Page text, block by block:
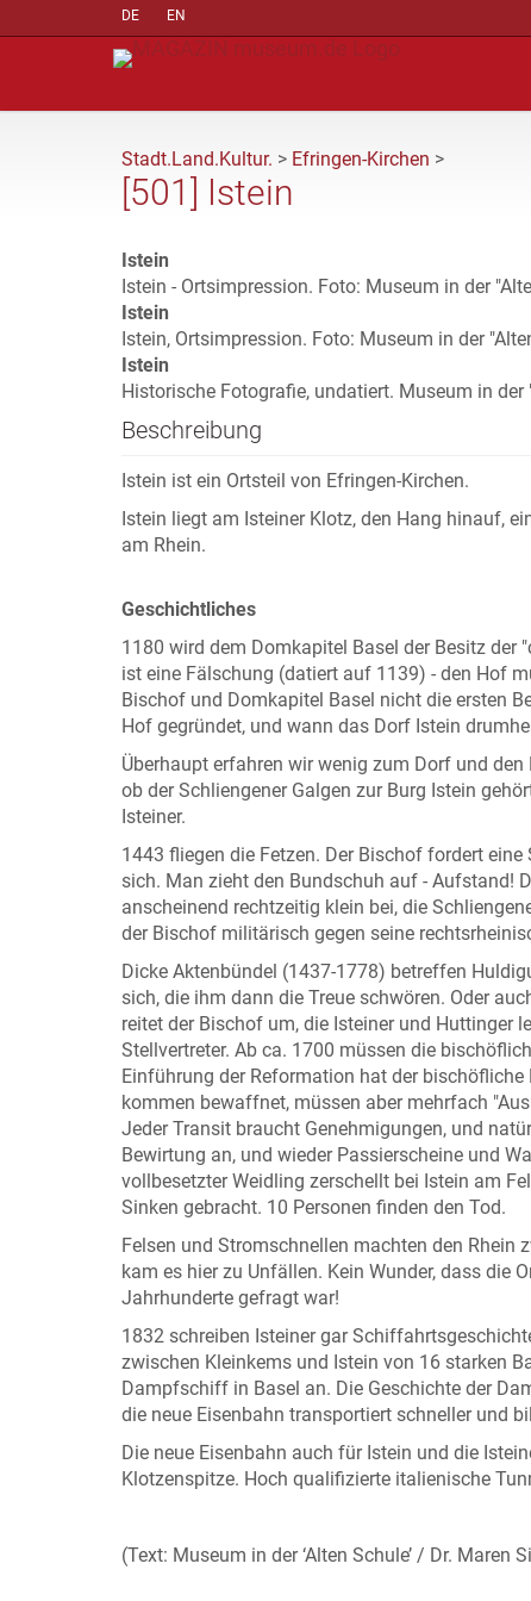
DE EN
Stadt.Land.Kultur. > Efringen-Kirchen >
[501] Istein
Istein
Istein - Ortsimpression. Foto: Museum in der
Istein
Istein, Ortsimpression. Foto: Museum in der
Istein
Historische Fotografie, undatiert. Museum in der
Beschreibung
Istein ist ein Ortsteil von Efringen-Kirchen.
Istein liegt am Isteiner Klotz, den Hang hinauf,
am Rhein.
Geschichtliches
1180 wird dem Domkapitel Basel der Besitz der
ist eine Fälschung (datiert auf 1139) - den Hof
Bischof und Domkapitel Basel nicht die ersten
Hof gegründet, und wann das Dorf Istein
Überhaupt erfahren wir wenig zum Dorf und
ob der Schliengener Galgen zur Burg Istein
Isteiner.
1443 fliegen die Fetzen. Der Bischof fordert
sich. Man zieht den Bundschuh auf - Aufstand!
anscheinend rechtzeitig klein bei, die
der Bischof militärisch gegen seine
Dicke Aktenbündel (1437-1778) betreffen
sich, die ihm dann die Treue schwören. Oder
reitet der Bischof um, die Isteiner und Huttinger
Stellvertreter. Ab ca. 1700 müssen die
Einführung der Reformation hat der
kommen bewaffnet, müssen aber mehrfach
Jeder Transit braucht Genehmigungen, und
Bewirtung an, und wieder Passierscheine und
vollbesetzter Weidling zerschellt bei Istein am
Sinken gebracht. 10 Personen finden den Tod.
Felsen und Stromschnellen machten den Rhein
kam es hier zu Unfällen. Kein Wunder, dass die
Jahrhunderte gefragt war!
1832 schreiben Isteiner gar
zwischen Kleinkems und Istein von 16 starken
Dampfschiff in Basel an. Die Geschichte der
die neue Eisenbahn transportiert schneller und
Die neue Eisenbahn auch für Istein und die
Klotzenspitze. Hoch qualifizierte italienische
(Text: Museum in der ‘Alten Schule’ / Dr. Maren